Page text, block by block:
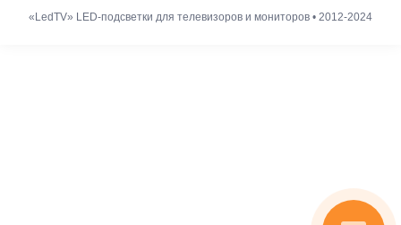
Оплата
«LedTV» LED-подсветки для телевизоров и мониторов • 2012-2024